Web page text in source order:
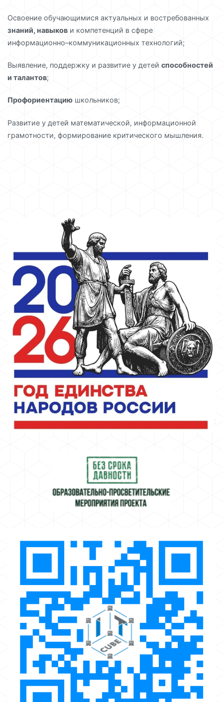
Освоение обучающимися актуальных и востребованных
знаний, навыков и компетенций в сфере
информационно–коммуникационных технологий;
Выявление, поддержку и развитие у детей способностей
и талантов;
Профориентацию школьников;
Развитие у детей математической, информационной
грамотности, формирование критического мышления.